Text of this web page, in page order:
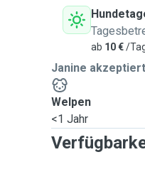
ab 10 €/
Janine akzeptiert
Welpen
<1 Jahr